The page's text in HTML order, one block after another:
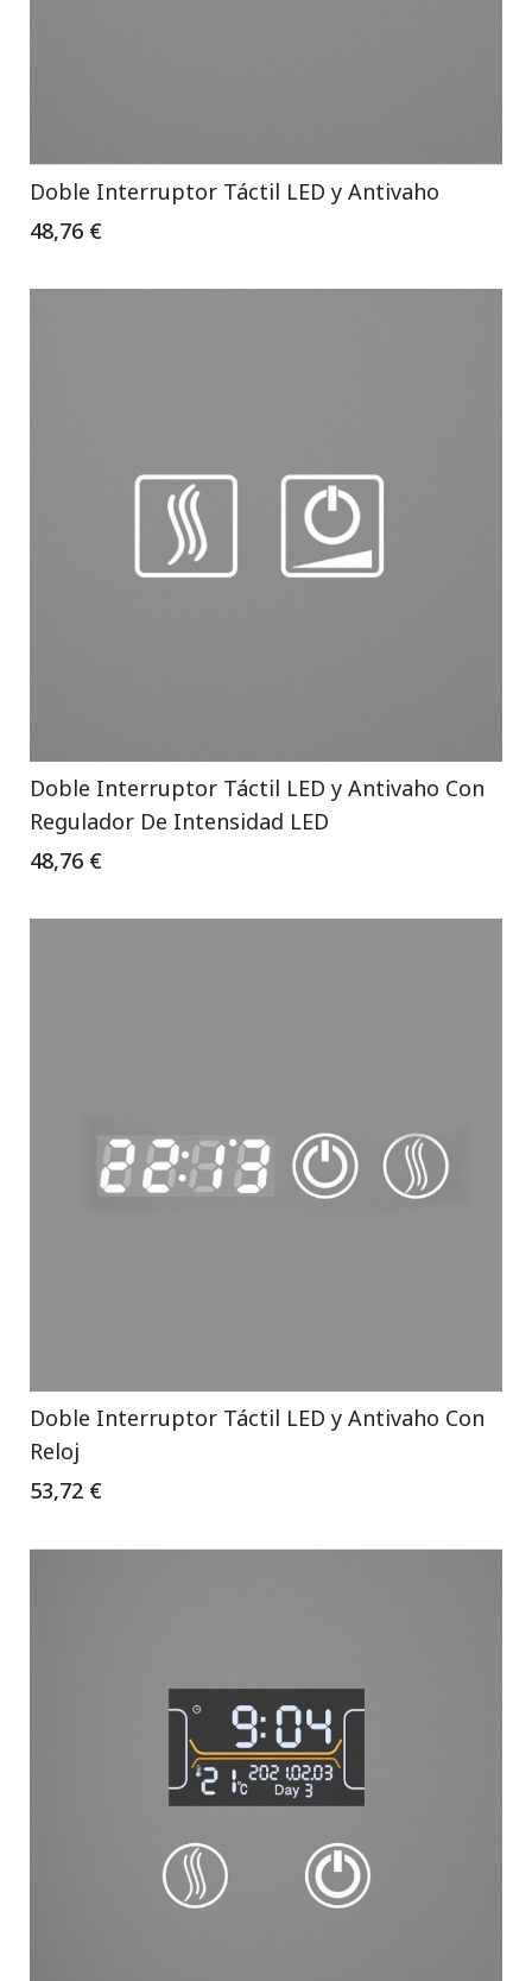
Doble Interruptor Táctil LED y Antivaho
48,76 €
Doble Interruptor Táctil LED y Antivaho Con
Regulador De Intensidad LED
48,76 €
Doble Interruptor Táctil LED y Antivaho Con
Reloj
53,72 €